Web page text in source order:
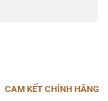
CAM KẾT CHÍNH HÃNG